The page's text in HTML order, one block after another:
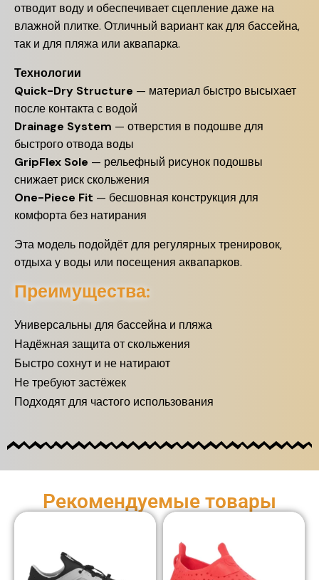
отводит воду и обеспечивает сцепление даже на
влажной плитке. Отличный вариант как для бассейна,
так и для пляжа или аквапарка.
Технологии
Quick-Dry Structure — материал быстро высыхает
после контакта с водой
Drainage System — отверстия в подошве для
быстрого отвода воды
GripFlex Sole — рельефный рисунок подошвы
снижает риск скольжения
One-Piece Fit — бесшовная конструкция для
комфорта без натирания
Эта модель подойдёт для регулярных тренировок,
отдыха у воды или посещения аквапарков.
Преимущества:
Универсальны для бассейна и пляжа
Надёжная защита от скольжения
Быстро сохнут и не натирают
Не требуют застёжек
Подходят для частого использования
Рекомендуемые товары